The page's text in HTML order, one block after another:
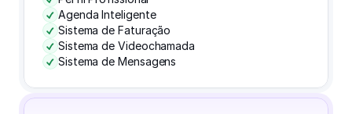
Agenda Inteligente
Sistema de Faturação
Sistema de Videochamada
Sistema de Mensagens